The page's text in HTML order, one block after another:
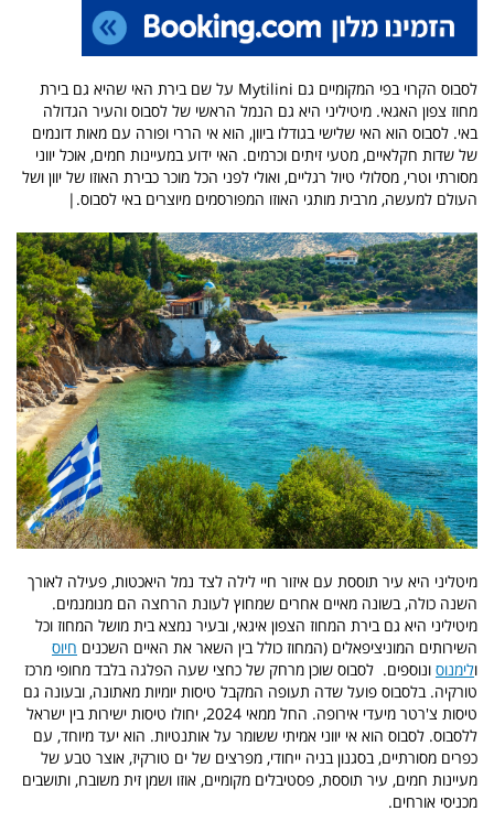
לסבוס הקרוי בפי המקומיים גם Mytilini על שם בירת האי שהיא גם בירת
מחוז צפון האגאי. מיטיליני היא גם הנמל הראשי של לסבוס והעיר הגדולה
באי. לסבוס הוא האי שלישי בגודלו ביוון, הוא אי הררי ופורה עם מאות דונמים
של שדות חקלאיים, מטעי זיתים וכרמים. האי ידוע במעיינות חמים, אוכל יווני
מסורתי וטרי, מסלולי טיול רגליים, ואולי לפני הכל מוכר כבירת האוזו של יוון ושל
העולם למעשה, מרבית מותגי האוזו המפורסמים מיוצרים באי לסבוס.|
מיטליני היא עיר תוססת עם איזור חיי לילה לצד נמל היאכטות, פעילה לאורך
השנה כולה, בשונה מאיים אחרים שמחוץ לעונת הרחצה הם מנומנמים.
מיטיליני היא גם בירת המחוז הצפון איגאי, ובעיר נמצא בית מושל המחוז וכל
השירותים המוניציפאלים (המחוז כולל בין השאר את האיים השכנים חיוס
ולימנוס ונוספים. לסבוס שוכן מרחק של כחצי שעה הפלגה בלבד מחופי מרכז
טורקיה. בלסבוס פועל שדה תעופה המקבל טיסות יומיות מאתונה, ובעונה גם
טיסות צ'רטר מיעדי אירופה. החל ממאי 2024, יחולו טיסות ישירות בין ישראל
ללסבוס. לסבוס הוא אי יווני אמיתי ששומר על אותנטיות. הוא יעד מיוחד, עם
כפרים מסורתיים, בסגנון בניה ייחודי, מפרצים של ים טורקיז, אוצר טבע של
מעיינות חמים, עיר תוססת, פסטיבלים מקומיים, אוזו ושמן זית משובח, ותושבים
מכניסי אורחים.